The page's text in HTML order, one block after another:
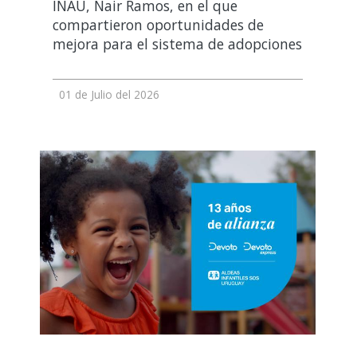
INAU, Nair Ramos, en el que
compartieron oportunidades de
mejora para el sistema de adopciones
01 de Julio del 2026